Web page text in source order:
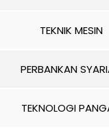
TEKNIK MESIN
PERBANKAN
TEKNOLOGI